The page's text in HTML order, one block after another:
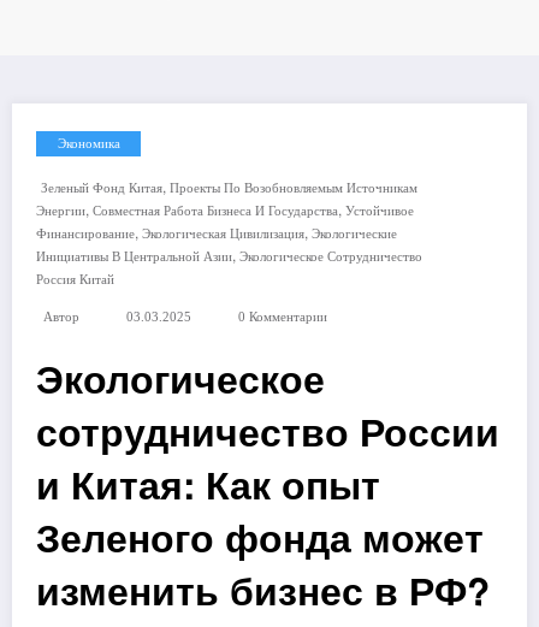
Экономика
Зеленый Фонд Китая, Проекты По Возобновляемым Источникам
Энергии, Совместная Работа Бизнеса И Государства, Устойчивое
Финансирование, Экологическая Цивилизация, Экологические
Инициативы В Центральной Азии, Экологическое Сотрудничество
Россия Китай
Автор 03.03.2025 0 Комментарии
Экологическое
сотрудничество России
и Китая: Как опыт
Зеленого фонда может
изменить бизнес в РФ?